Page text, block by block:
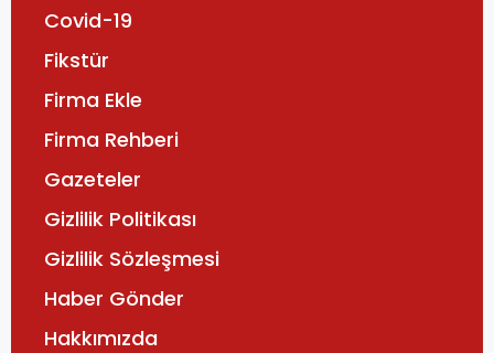
Covid-19
Fikstür
Firma Ekle
Firma Rehberi
Gazeteler
Gizlilik Politikası
Gizlilik Sözleşmesi
Haber Gönder
Hakkımızda